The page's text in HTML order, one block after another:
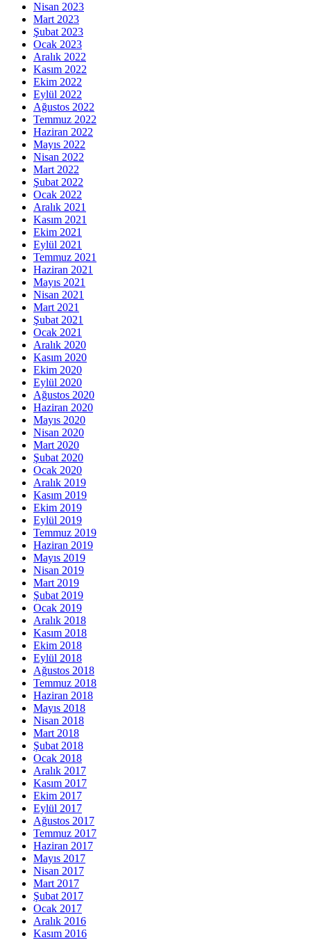
Nisan 2023
Mart 2023
Şubat 2023
Ocak 2023
Aralık 2022
Kasım 2022
Ekim 2022
Eylül 2022
Ağustos 2022
Temmuz 2022
Haziran 2022
Mayıs 2022
Nisan 2022
Mart 2022
Şubat 2022
Ocak 2022
Aralık 2021
Kasım 2021
Ekim 2021
Eylül 2021
Temmuz 2021
Haziran 2021
Mayıs 2021
Nisan 2021
Mart 2021
Şubat 2021
Ocak 2021
Aralık 2020
Kasım 2020
Ekim 2020
Eylül 2020
Ağustos 2020
Haziran 2020
Mayıs 2020
Nisan 2020
Mart 2020
Şubat 2020
Ocak 2020
Aralık 2019
Kasım 2019
Ekim 2019
Eylül 2019
Temmuz 2019
Haziran 2019
Mayıs 2019
Nisan 2019
Mart 2019
Şubat 2019
Ocak 2019
Aralık 2018
Kasım 2018
Ekim 2018
Eylül 2018
Ağustos 2018
Temmuz 2018
Haziran 2018
Mayıs 2018
Nisan 2018
Mart 2018
Şubat 2018
Ocak 2018
Aralık 2017
Kasım 2017
Ekim 2017
Eylül 2017
Ağustos 2017
Temmuz 2017
Haziran 2017
Mayıs 2017
Nisan 2017
Mart 2017
Şubat 2017
Ocak 2017
Aralık 2016
Kasım 2016